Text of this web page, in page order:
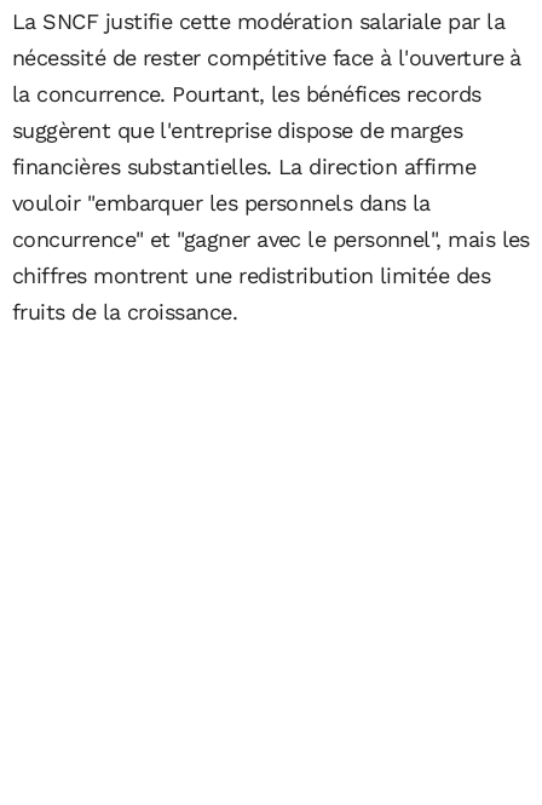
La SNCF justifie cette modération salariale par la
nécessité de rester compétitive face à l'ouverture à
la concurrence. Pourtant, les bénéfices records
suggèrent que l'entreprise dispose de marges
financières substantielles. La direction affirme
vouloir "embarquer les personnels dans la
concurrence" et "gagner avec le personnel", mais les
chiffres montrent une redistribution limitée des
fruits de la croissance.